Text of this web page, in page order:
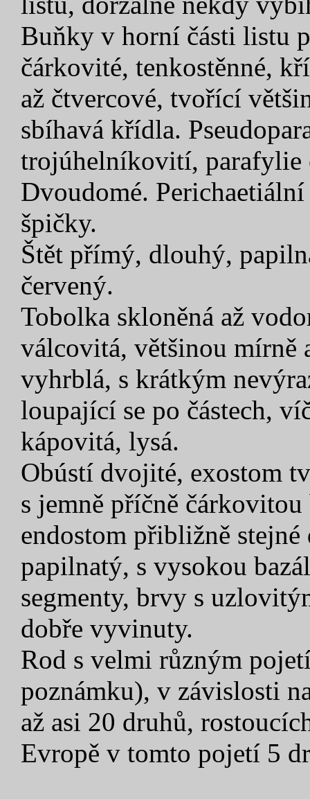
Buňky v horní části listu
čárkovité, tenkostěnné,
až čtvercové, tvořící
sbíhavá křídla.
trojúhelníkovití, parafylie
Dvoudomé.
špičky.
Štět přímý, dlouhý,
červený.
Tobolka skloněná až
válcovitá, většinou mírně
vyhrblá, s krátkým
loupající se po částech,
kápovitá, lysá.
Obústí dvojité, exostom
s jemně příčně
endostom přibližně
papilnatý, s vysokou
segmenty, brvy s
dobře vyvinuty.
Rod s velmi různým
poznámku), v závislosti
až asi 20 druhů,
Evropě v tomto pojetí 5